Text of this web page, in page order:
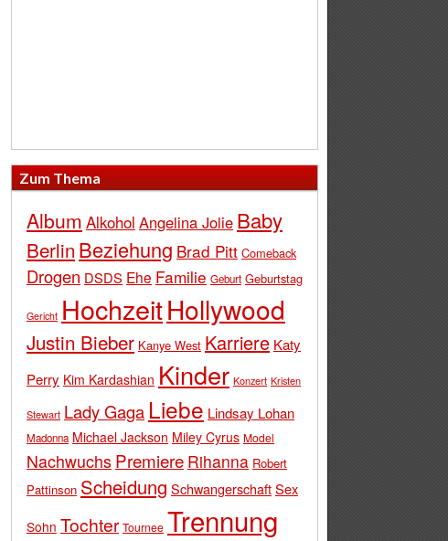
Zum Thema
Album Alkohol Angelina Jolie Baby
Berlin Beziehung Brad Pitt Comeback
Drogen DSDS Ehe Familie Geburt Geburtstag
Gericht HochzeitHollywood
Justin Bieber Kanye West Karriere Katy
Perry Kim Kardashian Kinder Konzert Kristen
Stewart Lady Gaga Liebe Lindsay Lohan
Madonna Michael Jackson Miley Cyrus Model
Nachwuchs Premiere Rihanna Robert
Pattinson Scheidung SchwangerschaftSex
Sohn Tochter Tournee Trennung